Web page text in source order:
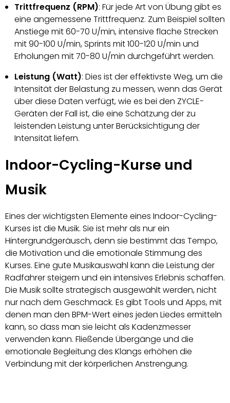
Trittfrequenz (RPM): Für jede Art von Übung gibt es
eine angemessene Trittfrequenz. Zum Beispiel sollten
Anstiege mit 60-70 U/min, intensive flache Strecken
mit 90-100 U/min, Sprints mit 100-120 U/min und
Erholungen mit 70-80 U/min durchgeführt werden.
Leistung (Watt): Dies ist der effektivste Weg, um die
Intensität der Belastung zu messen, wenn das Gerät
über diese Daten verfügt, wie es bei den ZYCLE-
Geräten der Fall ist, die eine Schätzung der zu
leistenden Leistung unter Berücksichtigung der
Intensität liefern.
Indoor-Cycling-Kurse und
Musik
Eines der wichtigsten Elemente eines Indoor-Cycling-
Kurses ist die Musik. Sie ist mehr als nur ein
Hintergrundgeräusch, denn sie bestimmt das Tempo,
die Motivation und die emotionale Stimmung des
Kurses. Eine gute Musikauswahl kann die Leistung der
Radfahrer steigern und ein intensives Erlebnis schaffen.
Die Musik sollte strategisch ausgewählt werden, nicht
nur nach dem Geschmack. Es gibt Tools und Apps, mit
denen man den BPM-Wert eines jeden Liedes ermitteln
kann, so dass man sie leicht als Kadenzmesser
verwenden kann. Fließende Übergänge und die
emotionale Begleitung des Klangs erhöhen die
Verbindung mit der körperlichen Anstrengung.